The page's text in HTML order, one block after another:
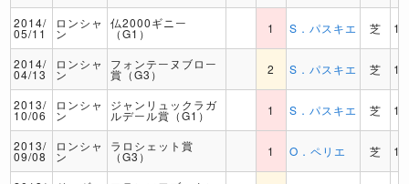
2014/
05/11
ロンシャ
ン
仏2000ギニー
（G1） 1 S．パスキエ 芝
2014/
04/13
ロンシャ
ン
フォンテーヌブロー
賞（G3） 2 S．パスキエ 芝
2013/
10/06
ロンシャ
ン
ジャンリュックラガ
ルデール賞（G1） 1 S．パスキエ 芝
2013/
09/08
ロンシャ
ン
ラロシェット賞
（G3） 1 O．ペリエ 芝